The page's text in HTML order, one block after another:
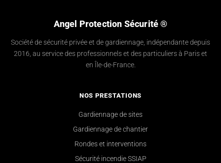
Angel Protection Sécurité ®
Société de sécurité privée et de gardiennage, indépendante depuis
2016, au service des professionnels et des particuliers à Paris et
en Île-de-France.
NOS PRESTATIONS
Gardiennage de sites
Gardiennage de chantier
Rondes et interventions
Sécurité incendie SSIAP